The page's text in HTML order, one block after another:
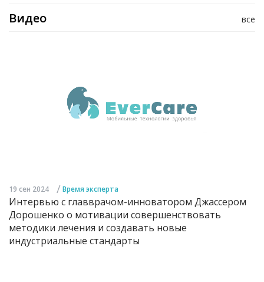
все
Видео
19 сен 2024 / Время эксперта
Интервью с главврачом-инноватором Джассером
Дорошенко о мотивации совершенствовать
методики лечения и создавать новые
индустриальные стандарты